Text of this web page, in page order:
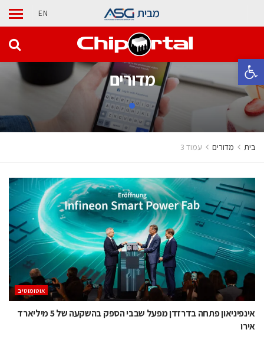
פתח סרגל נגישות
מבית EN
מדורים
בית מדורים עמוד 3
אוטומוטיב
אינפיניאון פתחה בדרזדן מפעל שבבי הספק בהשקעה של 5 מיליארד
אירו